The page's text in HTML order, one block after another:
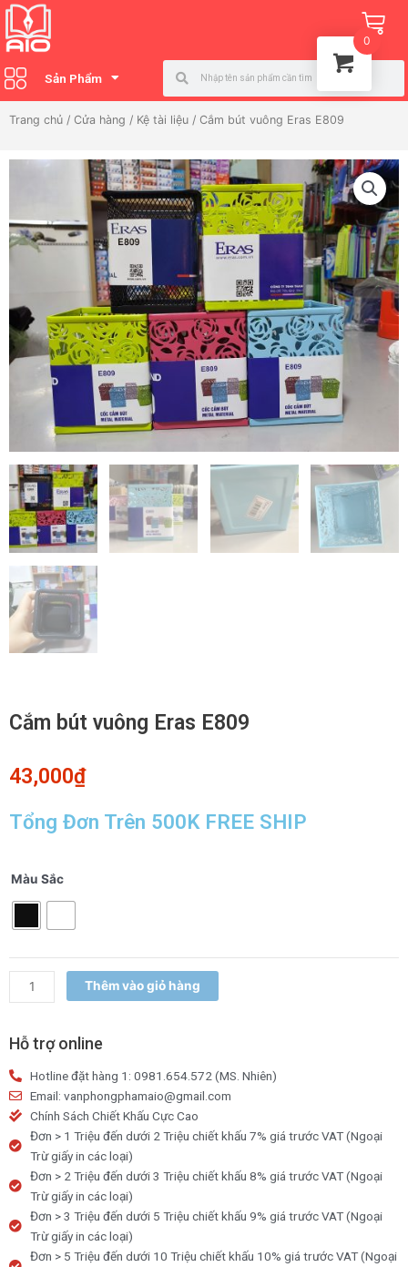
Nhảy
tới
nội
dung
Sản Phẩm
Search
Trang chủ / Cửa hàng / Kệ tài liệu / Cắm bút vuông Eras E809
Cắm bút vuông Eras E809
43,000₫
Tổng Đơn Trên 500K FREE SHIP
Màu Sắc
Cắm
E809
số
Thêm vào giỏ hàng
Hỗ trợ online
Hotline đặt hàng 1: 0981.654.572 (MS. Nhiên)
Email: vanphongphamaio@gmail.com
Chính Sách Chiết Khấu Cực Cao
Đơn > 1 Triệu đến dưới 2 Triệu chiết khấu 7% giá trước VAT (Ngoại
Trừ giấy in các loại)
Đơn > 2 Triệu đến dưới 3 Triệu chiết khấu 8% giá trước VAT (Ngoại
Trừ giấy in các loại)
Đơn > 3 Triệu đến dưới 5 Triệu chiết khấu 9% giá trước VAT (Ngoại
Trừ giấy in các loại)
Đơn > 5 Triệu đến dưới 10 Triệu chiết khấu 10% giá trước VAT (Ngoại
0